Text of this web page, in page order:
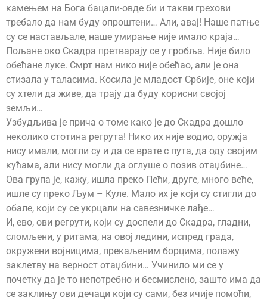
камењем на Бога бацали-овде би и такви грехови
требало да нам буду опроштени… Али, авај! Наше патње
су се настављале, наше умирање није имало краја…
Пољане око Скадра претварају се у гробља. Није било
обећане луке. Смрт нам нико није обећао, али је она
стизала у таласима. Косила је младост Србије, оне који
су хтели да живе, да трају да буду корисни својој
земљи…
Узбудљива је прича о томе како је до Скадра дошло
неколико стотина регрута! Нико их није водио, оружја
нису имали, могли су и да се врате с пута, да оду својим
кућама, али нису могли да оглуше о позив отаџбине…
Ова група је, кажу, ишла преко Пећи, друге, много веће,
ишле су преко Љум – Куле. Мало их је који су стигли до
обале, који су се укрцали на савезничке лађе…
И, ево, ови регрути, који су доспели до Скадра, гладни,
сломљени, у ритама, на овој ледини, испред града,
окружени војницима, прекаљеним борцима, полажу
заклетву на верност отаџбини… Учинило ми се у
почетку да је то непотребно и бесмислено, зашто има да
се заклињу ови дечаци који су сами, без ичије помоћи,